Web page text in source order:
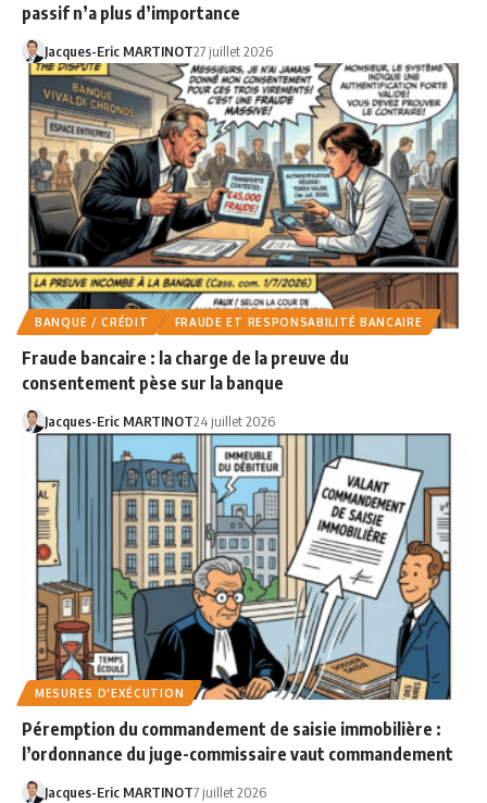
passif n’a plus d’importance
Jacques-Eric MARTINOT27 juillet 2026
BANQUE / CRÉDIT FRAUDE ET RESPONSABILITÉ BANCAIRE
Fraude bancaire : la charge de la preuve du
consentement pèse sur la banque
Jacques-Eric MARTINOT24 juillet 2026
MESURES D'EXÉCUTION
Péremption du commandement de saisie immobilière :
l’ordonnance du juge-commissaire vaut commandement
Jacques-Eric MARTINOT7 juillet 2026